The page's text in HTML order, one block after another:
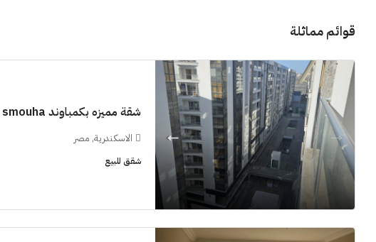
قوائم مماثلة
شقة مميزه بكمباوند 194m Grand View smouha
الاسكندرية, مصر
شقق للبيع
سنوات [ابراج ساويرس]